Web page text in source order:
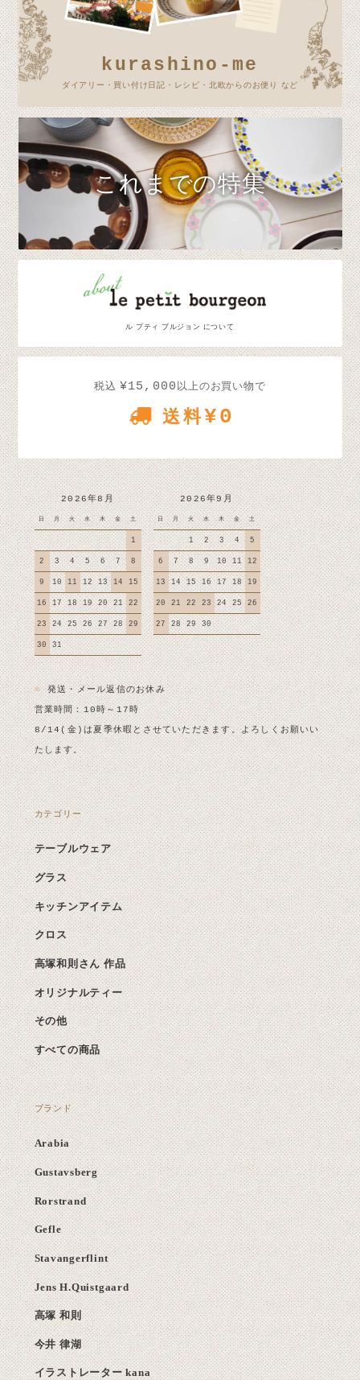
kurashino-me
ダイアリー・買い付け日記・レシピ・北欧からのお便り など
これまでの特集
ル プティ ブルジョン について
税込 ¥15,000 以上のお買い物で
送料¥0
2026年8月
日 月 火 水 木 金 土
1
2 3 4 5 6 7 8
9 10 11 12 13 14 15
16 17 18 19 20 21 22
23 24 25 26 27 28 29
30 31
2026年9月
日 月 火 水 木 金 土
1 2 3 4 5
6 7 8 9 10 11 12
13 14 15 16 17 18 19
20 21 22 23 24 25 26
27 28 29 30
■発送・メール返信のお休み
営業時間：10時～17時
8/14(金)は夏季休暇とさせていただきます。よろしくお願いい
たします。
カテゴリー
テーブルウェア
グラス
キッチンアイテム
クロス
高塚和則さん 作品
オリジナルティー
その他
すべての商品
ブランド
Arabia
Gustavsberg
Rorstrand
Gefle
Stavangerflint
Jens H.Quistgaard
高塚 和則
今井 律湖
イラストレーター kana